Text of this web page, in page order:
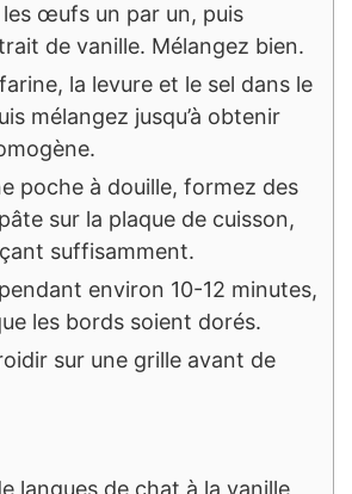
œufs un par un, puis
de vanille. Mélangez bien.
la levure et le sel dans le
mélangez jusqu’à obtenir
poche à douille, formez des
sur la plaque de cuisson,
suffisamment.
environ 10-12 minutes,
les bords soient dorés.
sur une grille avant de
langues de chat à la vanille